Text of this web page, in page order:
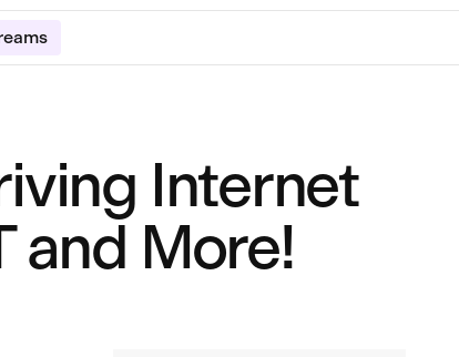
Internet
and More!